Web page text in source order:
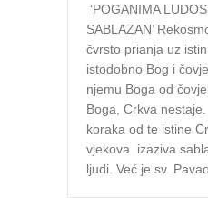
‘POGANIMA
SABLAZAN’
čvrsto prianja uz
istodobno Bog i
njemu Boga od
Boga, Crkva
koraka od te istine
vjekova izaziva
ljudi. Već je sv.